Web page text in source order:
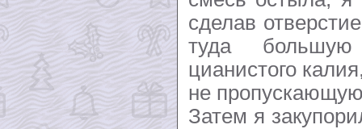
сделав
туда
цианистого
не
Затем я